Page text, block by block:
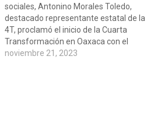
sociales, Antonino Morales Toledo,
destacado representante estatal de la
4T, proclamó el inicio de la Cuarta
Transformación en Oaxaca con el
liderazgo del Ingeniero Salomón Jara
noviembre 21, 2023